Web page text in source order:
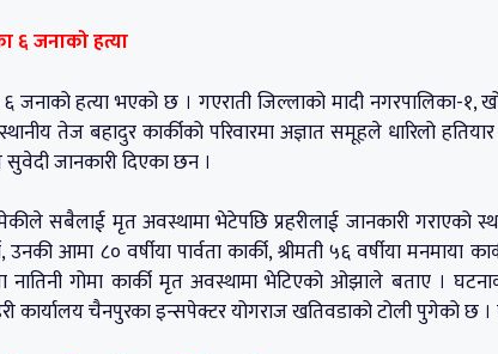
६ जनाको हत्या
हत्या भएको छ । गएराती जिल्लाको मादी नगरपालिका-१,
तेज बहादुर कार्कीको परिवारमा अज्ञात समूहले धारिलो
जानकारी दिएका छन ।
सबैलाई मृत अवस्थामा भेटेपछि प्रहरीलाई जानकारी गराएको
आमा ८० वर्षीया पार्वता कार्की, श्रीमती ५६ वर्षीया मनमाया
नातिनी गोमा कार्की मृत अवस्थामा भेटिएको ओझाले बताए ।
कार्यालय चैनपुरका इन्सपेक्टर योगराज खतिवडाको टोली पुगेको छ